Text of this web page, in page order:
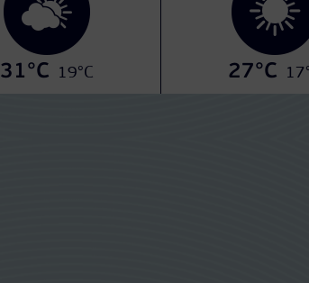
31°C 19°C 27°C